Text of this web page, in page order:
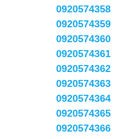
0920574358
0920574359
0920574360
0920574361
0920574362
0920574363
0920574364
0920574365
0920574366